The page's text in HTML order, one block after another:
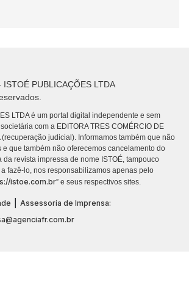
PUBLICAÇÕES LTDA
LTDA é um portal digital independente e sem
com a EDITORA TRES COMÉRCIO DE
(recuperação judicial). Informamos também que não
que também não oferecemos cancelamento do
da revista impressa de nome ISTOÉ, tampouco
fazê-lo, nos responsabilizamos apenas pelo
istoe.com.br” e seus respectivos sites.
Assessoria de Imprensa: